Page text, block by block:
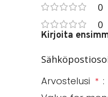
0
0
Kirjoita
Arvostelusi *